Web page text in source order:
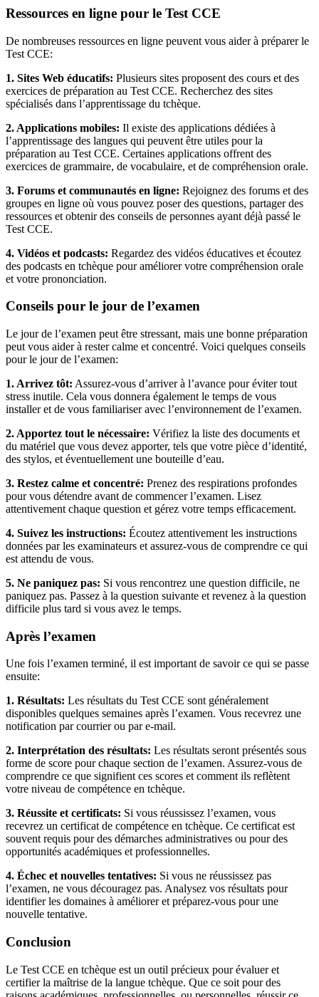
Ressources en ligne pour le Test CCE
De nombreuses ressources en ligne peuvent vous aider à préparer le
Test CCE:
1. Sites Web éducatifs: Plusieurs sites proposent des cours et des
exercices de préparation au Test CCE. Recherchez des sites
spécialisés dans l’apprentissage du tchèque.
2. Applications mobiles: Il existe des applications dédiées à
l’apprentissage des langues qui peuvent être utiles pour la
préparation au Test CCE. Certaines applications offrent des
exercices de grammaire, de vocabulaire, et de compréhension orale.
3. Forums et communautés en ligne: Rejoignez des forums et des
groupes en ligne où vous pouvez poser des questions, partager des
ressources et obtenir des conseils de personnes ayant déjà passé le
Test CCE.
4. Vidéos et podcasts: Regardez des vidéos éducatives et écoutez
des podcasts en tchèque pour améliorer votre compréhension orale
et votre prononciation.
Conseils pour le jour de l’examen
Le jour de l’examen peut être stressant, mais une bonne préparation
peut vous aider à rester calme et concentré. Voici quelques conseils
pour le jour de l’examen:
1. Arrivez tôt: Assurez-vous d’arriver à l’avance pour éviter tout
stress inutile. Cela vous donnera également le temps de vous
installer et de vous familiariser avec l’environnement de l’examen.
2. Apportez tout le nécessaire: Vérifiez la liste des documents et
du matériel que vous devez apporter, tels que votre pièce d’identité,
des stylos, et éventuellement une bouteille d’eau.
3. Restez calme et concentré: Prenez des respirations profondes
pour vous détendre avant de commencer l’examen. Lisez
attentivement chaque question et gérez votre temps efficacement.
4. Suivez les instructions: Écoutez attentivement les instructions
données par les examinateurs et assurez-vous de comprendre ce qui
est attendu de vous.
5. Ne paniquez pas: Si vous rencontrez une question difficile, ne
paniquez pas. Passez à la question suivante et revenez à la question
difficile plus tard si vous avez le temps.
Après l’examen
Une fois l’examen terminé, il est important de savoir ce qui se passe
ensuite:
1. Résultats: Les résultats du Test CCE sont généralement
disponibles quelques semaines après l’examen. Vous recevrez une
notification par courrier ou par e-mail.
2. Interprétation des résultats: Les résultats seront présentés sous
forme de score pour chaque section de l’examen. Assurez-vous de
comprendre ce que signifient ces scores et comment ils reflètent
votre niveau de compétence en tchèque.
3. Réussite et certificats: Si vous réussissez l’examen, vous
recevrez un certificat de compétence en tchèque. Ce certificat est
souvent requis pour des démarches administratives ou pour des
opportunités académiques et professionnelles.
4. Échec et nouvelles tentatives: Si vous ne réussissez pas
l’examen, ne vous découragez pas. Analysez vos résultats pour
identifier les domaines à améliorer et préparez-vous pour une
nouvelle tentative.
Conclusion
Le Test CCE en tchèque est un outil précieux pour évaluer et
certifier la maîtrise de la langue tchèque. Que ce soit pour des